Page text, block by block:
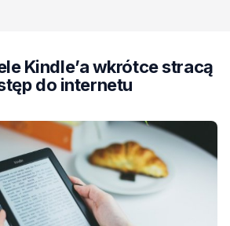
Kindle’a wkrótce stracą
do internetu